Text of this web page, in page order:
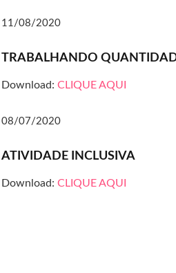
11/08/2020
TRABALHANDO
Download: CLIQUE AQUI
08/07/2020
ATIVIDADE INCLUSIVA
Download: CLIQUE AQUI